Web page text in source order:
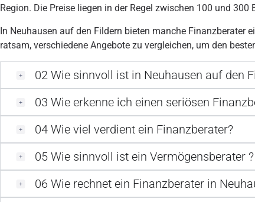
Region. Die Preise liegen in der Regel zwischen 100 und
In Neuhausen auf den Fildern bieten manche Finanzberater
ratsam, verschiedene Angebote zu vergleichen, um den
02 Wie sinnvoll ist in Neuhausen auf den
03 Wie erkenne ich einen seriösen
04 Wie viel verdient ein Finanzberater?
05 Wie sinnvoll ist ein Vermögensberater ?
06 Wie rechnet ein Finanzberater in